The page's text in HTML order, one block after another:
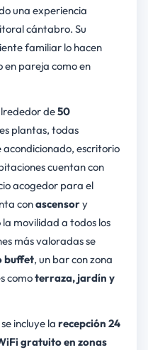
una experiencia
cántabro. Su
familiar lo hacen
pareja como en
de50
plantas, todas
escritorio
cuentan con
acogedor para el
conascensory
movilidad a todos los
más valoradas se
buffet, un bar con zona
comoterraza, jardín y
incluye la recepción 24
gratuito en zonas